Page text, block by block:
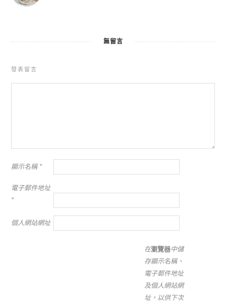
無留言
發表留言
顯示名稱 *
電子郵件地址
*
個人網站網址
在瀏覽器中儲
存顯示名稱、
電子郵件地址
及個人網站網
址，以供下次